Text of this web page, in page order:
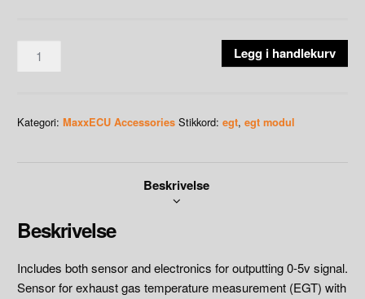
Exhaust
for
/
antall
Legg i handlekurv
Kategori: MaxxECU Accessories Stikkord: egt, egt modul
Beskrivelse
Beskrivelse
Includes both sensor and electronics for outputting 0-5v signal.
Sensor for exhaust gas temperature measurement (EGT) with